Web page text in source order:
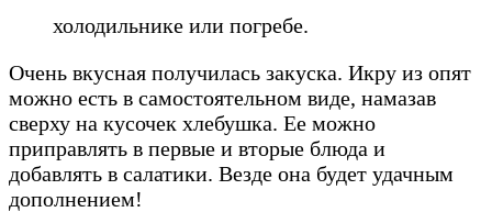
холодильнике или погребе.
Очень вкусная получилась закуска. Икру из опят
можно есть в самостоятельном виде, намазав
сверху на кусочек хлебушка. Ее можно
приправлять в первые и вторые блюда и
добавлять в салатики. Везде она будет удачным
дополнением!